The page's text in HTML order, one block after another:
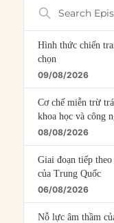
Search
Episodes
Hình thức chiến
chọn
09/08/2026
Cơ chế miễn trừ
khoa học và công
08/08/2026
Giai đoạn tiếp
của Trung Quốc
06/08/2026
Nỗ lực âm thầm